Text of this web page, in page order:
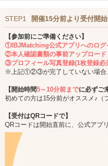
STEP1 開催15分前より受付開始
【参加前にご準備ください】
①IBJMatching公式アプリへのログ
②本人確認書類の事前アップロード
③プロフィール写真登録(1枚登録必
※上記①②③が完了していない場合
【開始時間5～10分前までに必ずご
初めての方は15分前がオススメ♪（
【受付はQRコードで】
QRコードは開始直前に、公式アプ